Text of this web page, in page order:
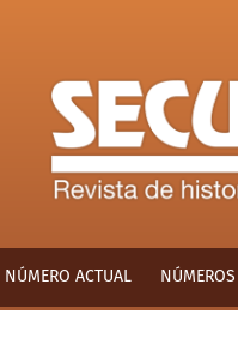
NÚMERO ACTUAL